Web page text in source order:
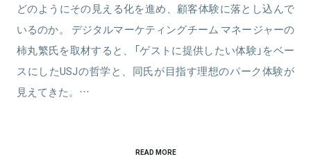
どのようにその見える化を進め、顧客体験に落とし込んで
いるのか。 デジタルマーケティングチーム マネージャーの
柿丸繁氏を取材すると、「ゲストに提供したい体験」をベー
スにしたUSJの哲学と、同氏が目指す理想のパーク体験が
見えてきた。…
READ MORE